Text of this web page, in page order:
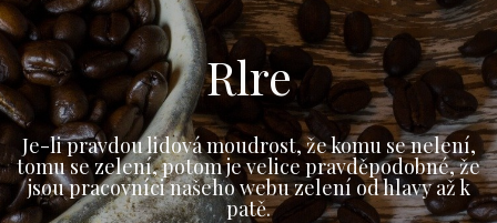
Rlre
Je-li pravdou lidová moudrost, že komu se nelení,
tomu se zelení, potom je velice pravděpodobné, že
jsou pracovníci našeho webu zelení od hlavy až k
patě.